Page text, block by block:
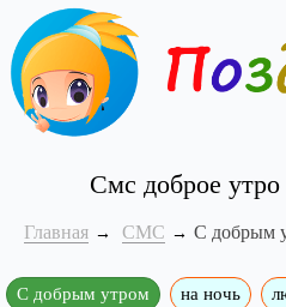
Смс доброе
Главная СМС С добрым
С добрым утром на ночь